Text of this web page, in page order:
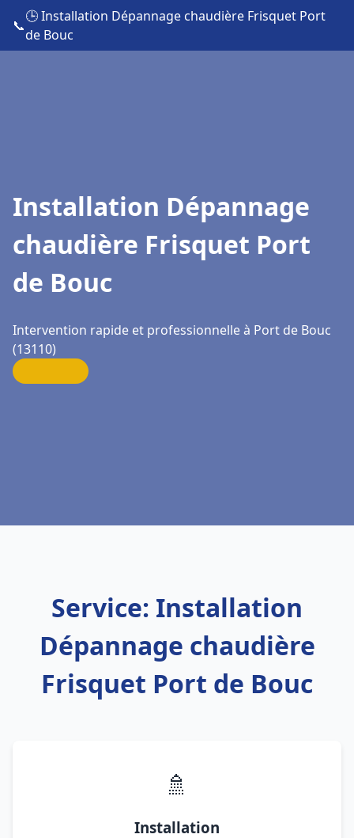
📞
🕒 Installation Dépannage chaudière Frisquet Port
de Bouc
Installation Dépannage
chaudière Frisquet Port
de Bouc
Intervention rapide et professionnelle à Port de Bouc
(13110)
Service: Installation
Dépannage chaudière
Frisquet Port de Bouc
🚿
Installation